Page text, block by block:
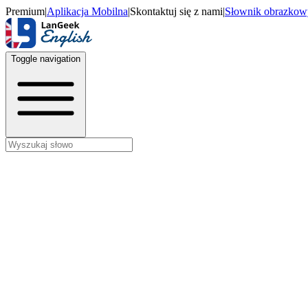
Premium|Aplikacja Mobilna|Skontaktuj się z nami|Słownik
Toggle navigation